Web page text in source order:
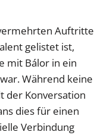
Auftritte
gelistet ist,
mit Bálor in ein
Während keine
der Konversation
dies für einen
Verbindung